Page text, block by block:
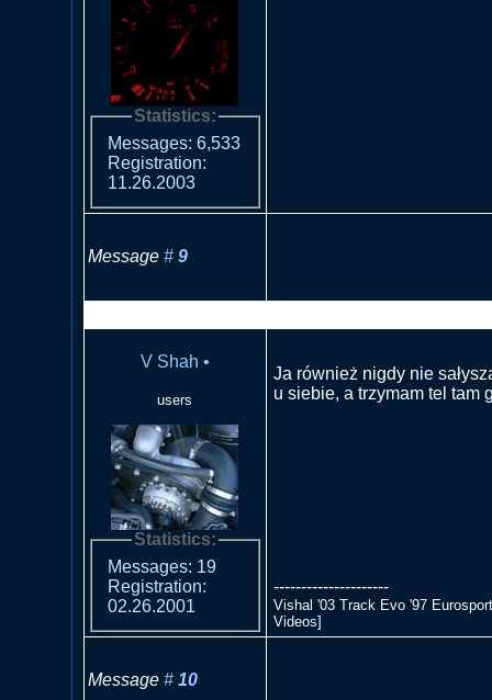
Statistics:
Messages: 6,533
Registration:
11.26.2003
Message # 9
V Shah •
users
Statistics:
Messages: 19
Registration:
02.26.2001
Ja również nigdy nie
u siebie, a trzymam tel tam
---------------------
Vishal '03 Track Evo '97
Videos]
Message # 10